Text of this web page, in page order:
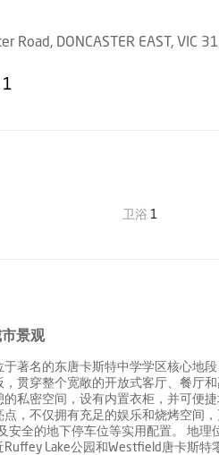
Road, DONCASTER EAST, VIC
1
卫浴 1
市景观
著名的东唐卡斯特中学学区核心地
，贯穿整个宽敞的开放式客厅、餐厅
私密空间，设有内置衣柜，并可便
，不仅拥有充足的娱乐和烧烤空间
安全的地下停车位等实用配置。 地
Lake公园和Westfield唐卡斯特